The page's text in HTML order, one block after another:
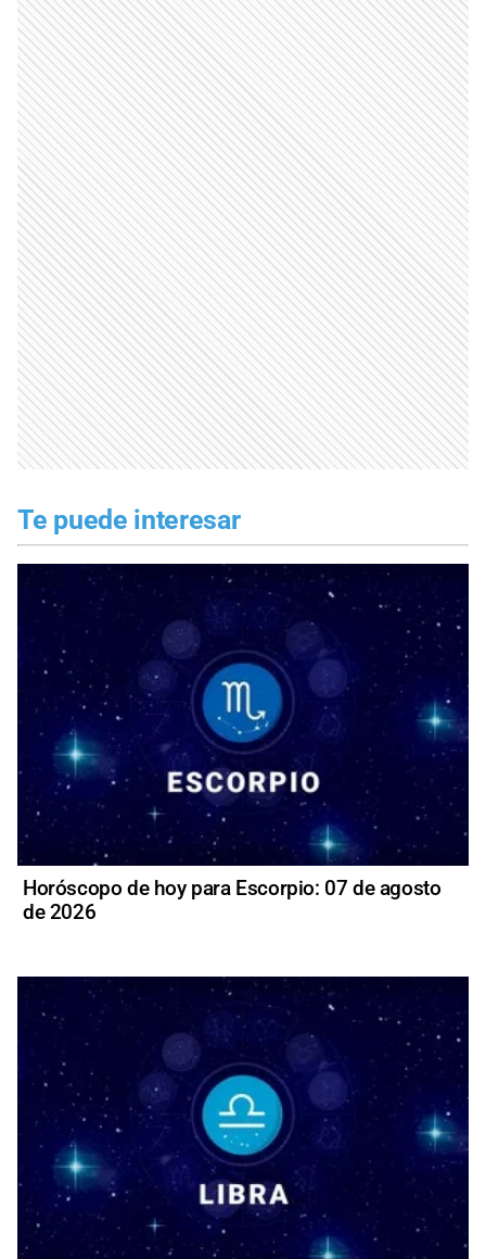
Te puede interesar
Horóscopo de hoy para Escorpio: 07 de agosto
de 2026